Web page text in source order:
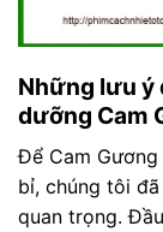
Những lưu ý
dưỡng Cam
Để Cam
bỉ, chúng tôi
quan trọng.